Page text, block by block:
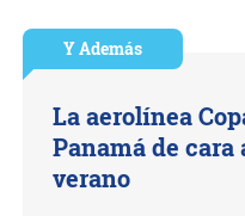
Y Además
La aerolínea
Panamá de cara
verano